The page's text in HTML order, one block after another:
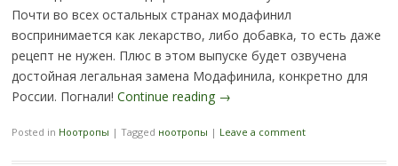
Почти во всех остальных странах модафинил
воспринимается как лекарство, либо добавка, то есть даже
рецепт не нужен. Плюс в этом выпуске будет озвучена
достойная легальная замена Модафинила, конкретно для
России. Погнали! Continue reading →
Posted in Ноотропы | Tagged ноотропы | Leave a comment